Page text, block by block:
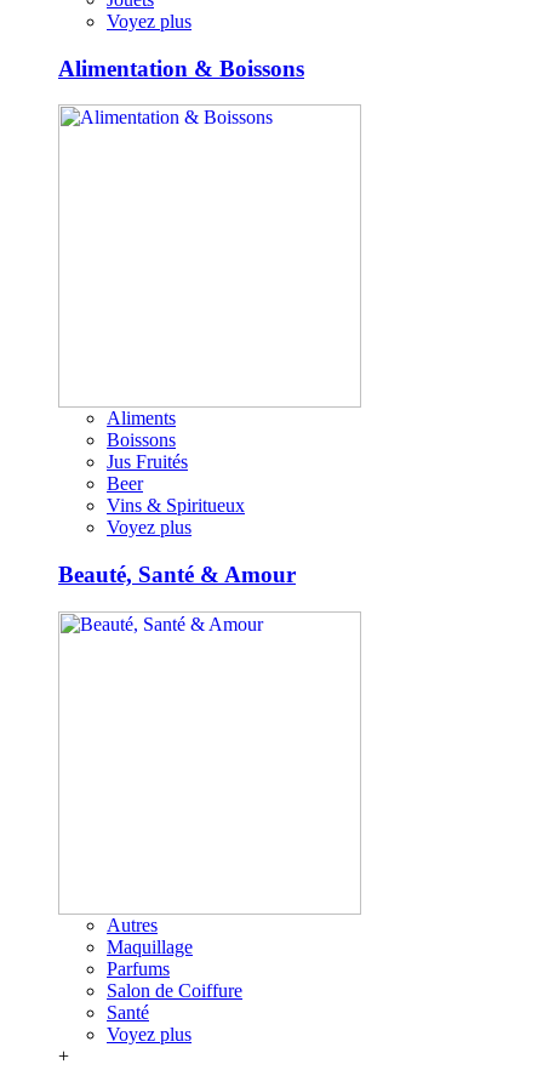
Voyez plus
Alimentation & Boissons
Aliments
Boissons
Jus Fruités
Beer
Vins & Spiritueux
Voyez plus
Beauté, Santé & Amour
Autres
Maquillage
Parfums
Salon de Coiffure
Santé
Voyez plus
+